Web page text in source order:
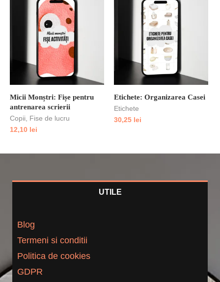
Micii Monștri: Fișe pentru
antrenarea scrierii
Copii, Fise de lucru
12,10 lei
Etichete: Organizarea Casei
Etichete
30,25 lei
UTILE
Blog
Termeni si conditii
Politica de cookies
GDPR